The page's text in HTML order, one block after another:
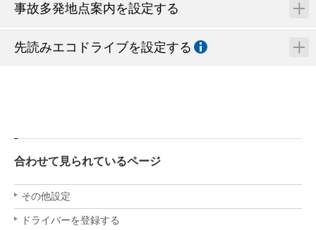
事故多発地点案内を設定する
先読みエコドライブを設定する
合わせて見られているページ
その他設定
ドライバーを登録する